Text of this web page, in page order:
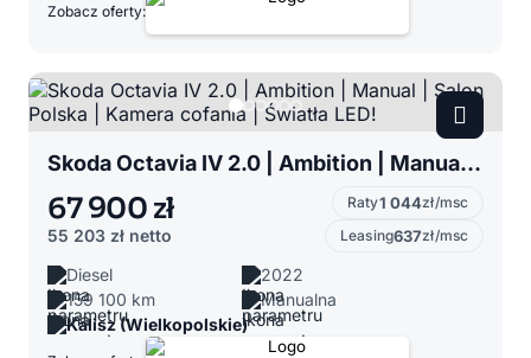
Zobacz oferty:
Skoda Octavia IV 2.0 | Ambition | Manual | Salon Polska | Kamera cofania | Światła LED!
67 900 zł
55 203 zł netto
Raty1 044zł/msc
Leasing637zł/msc
Diesel
2022
159 100 km
Manualna
Kalisz (Wielkopolskie)